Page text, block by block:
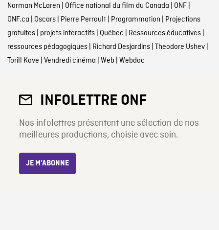
Norman McLaren Office national du film du Canada ONF|
ONF.ca Oscars| Pierre Perrault| Programmation Projections
gratuites| projets interactifs| Québec Ressources éducatives|
ressources pédagogiques| Richard Desjardins| Theodore Ushev|
Torill Kove Vendredi cinéma Web Webdoc
INFOLETTRE ONF
Nos infolettres présentent une sélection de nos
meilleures productions, choisie avec soin.
JE M’ABONNE